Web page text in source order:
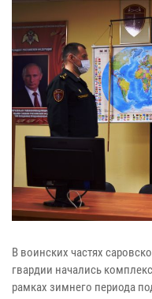
В воинских частях
гвардии начались
рамках зимнего периода